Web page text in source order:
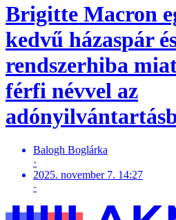
Brigitte Macron
kedvű házaspár
rendszerhiba
férfi névvel az
Balogh Boglárka
·
2025. november 7. 14:27
·